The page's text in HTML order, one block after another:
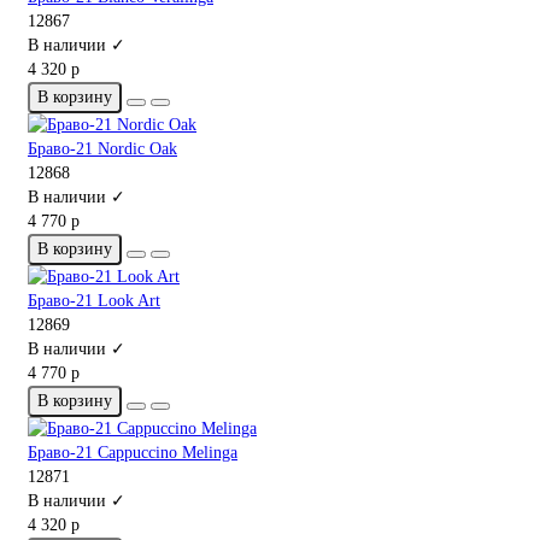
12867
В наличии ✓
4 320 р
В корзину
Браво-21 Nordic Oak
12868
В наличии ✓
4 770 р
В корзину
Браво-21 Look Art
12869
В наличии ✓
4 770 р
В корзину
Браво-21 Cappuccino Melinga
12871
В наличии ✓
4 320 р